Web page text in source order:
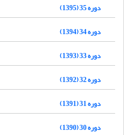
دوره 35 (1395)
دوره 34 (1394)
دوره 33 (1393)
دوره 32 (1392)
دوره 31 (1391)
دوره 30 (1390)